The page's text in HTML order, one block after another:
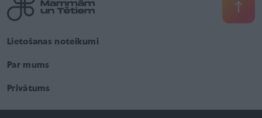
Lietošanas noteikumi
Par mums
Privātums